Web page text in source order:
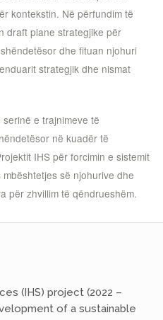
kontekstin. Në përfundim të
draft plane strategjike për
dhe fituan njohuri
strategjik dhe nismat
e trajnimeve të
në kuadër të
IHS për forcimin e sistemit
së njohurive dhe
për zhvillim të qëndrueshëm.
(IHS) project (2022 –
of a sustainable